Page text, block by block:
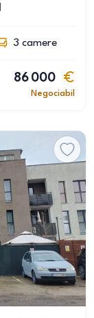
3 camere
86 000
Negociabil